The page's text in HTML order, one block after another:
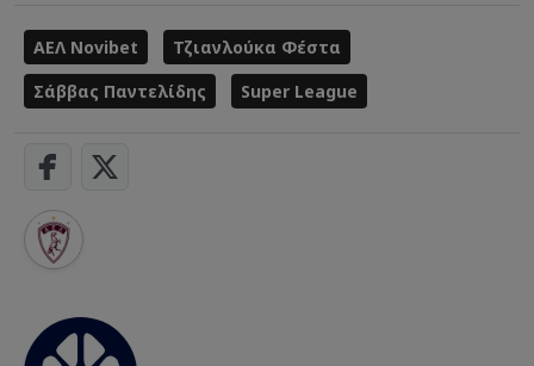
ΑΕΛ Novibet
Τζιανλούκα Φέστα
Σάββας Παντελίδης
Super League